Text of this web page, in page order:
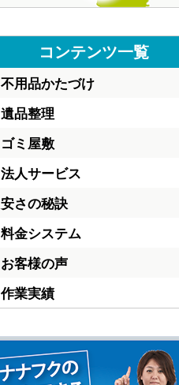
コンテンツ一覧
不用品かたづけ
遺品整理
ゴミ屋敷
法人サービス
安さの秘訣
料金システム
お客様の声
作業実績